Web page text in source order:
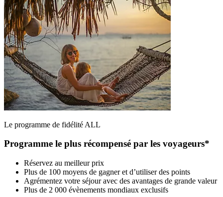
Le programme de fidélité ALL
Programme le plus récompensé par les voyageurs*
Réservez au meilleur prix
Plus de 100 moyens de gagner et d’utiliser des points
Agrémentez votre séjour avec des avantages de grande valeur
Plus de 2 000 évènements mondiaux exclusifs